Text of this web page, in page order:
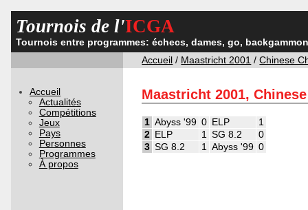
Tournois de l'ICGA
Tournois entre programmes: échecs, dames, go,
Accueil / Maastricht 2001 /Chinese
Accueil
Actualités
Compétitions
Jeux
Pays
Personnes
Programmes
À propos
Maastricht 2001,
1 Abyss '99 0 ELP
1
2 ELP 1 SG 8.2
0
3 SG 8.2 1 Abyss '99 0